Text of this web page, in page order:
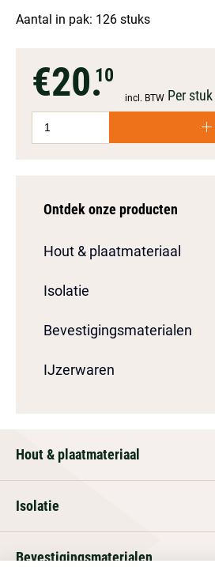
Aantal in pak: 126 stuks
€20.10
incl. BTW Per stuk
Ontdek onze producten
Hout & plaatmateriaal
Isolatie
Bevestigingsmaterialen
IJzerwaren
Hout & plaatmateriaal
Isolatie
Bevestigingsmaterialen